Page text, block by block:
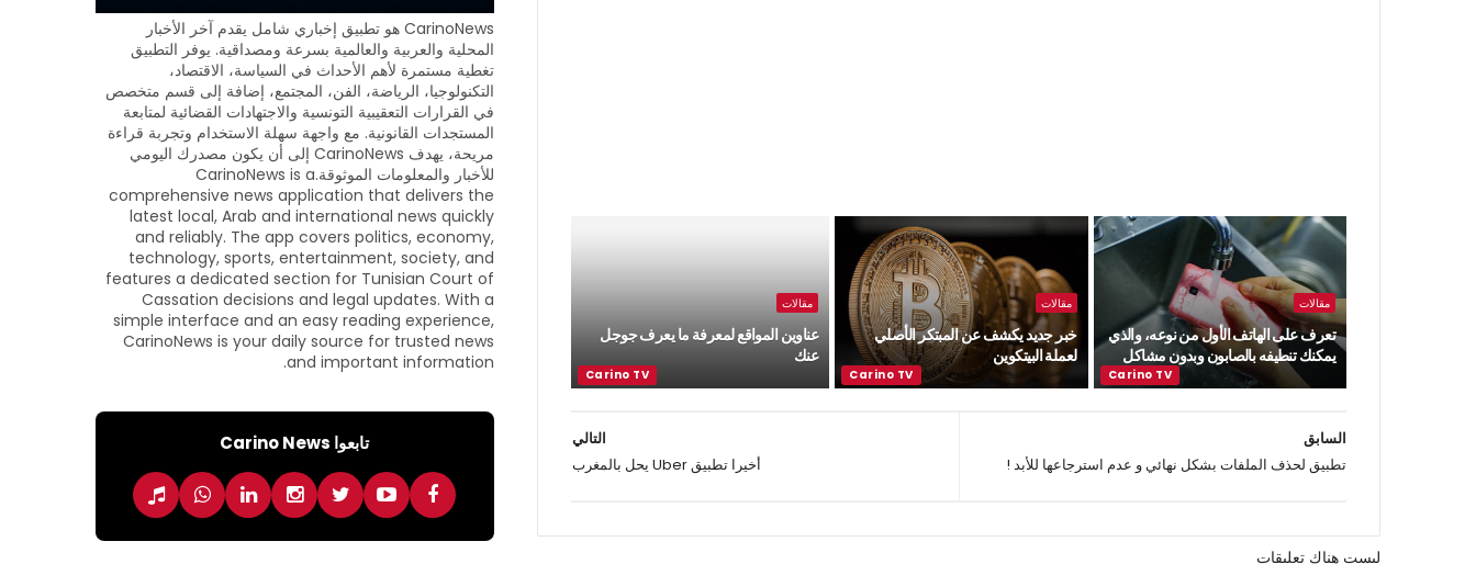
مقالات
تعرف على الهاتف الأول من نوعه، والذي
يمكنك تنطيفه بالصابون وبدون مشاكل
مقالات
خبر جديد يكشف عن المبتكر الأصلي
لعملة البيتكوين
مقالات
عناوين المواقع لمعرفة ما يعرف جوجل
عنك
التالي
أخيرا تطبيق Uber يحل بالمغرب
السابق
تطبيق لحذف الملفات بشكل نهائي و عدم استرجاعها للأبد !
ليست هناك تعليقات
CarinoNews هو تطبيق إخباري شامل يقدم آخر الأخبار
المحلية والعربية والعالمية بسرعة ومصداقية. يوفر التطبيق
تغطية مستمرة لأهم الأحداث في السياسة، الاقتصاد،
التكنولوجيا، الرياضة، الفن، المجتمع، إضافة إلى قسم متخصص
في القرارات التعقيبية التونسية والاجتهادات القضائية لمتابعة
المستجدات القانونية. مع واجهة سهلة الاستخدام وتجربة قراءة
مريحة، يهدف CarinoNews إلى أن يكون مصدرك اليومي
للأخبار والمعلومات الموثوقة.CarinoNews is a
comprehensive news application that delivers the
latest local, Arab and international news quickly
and reliably. The app covers politics, economy,
technology, sports, entertainment, society, and
features a dedicated section for Tunisian Court of
Cassation decisions and legal updates. With a
simple interface and an easy reading experience,
CarinoNews is your daily source for trusted news
and important information.
تابعوا Carino News